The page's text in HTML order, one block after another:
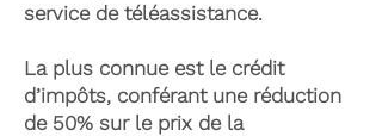
service de téléassistance.
La plus connue est le crédit
d’impôts, conférant une réduction
de 50% sur le prix de la